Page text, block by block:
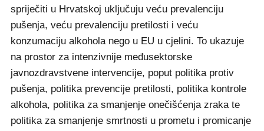
spriječiti u Hrvatskoj uključuju veću prevalenciju
pušenja, veću prevalenciju pretilosti i veću
konzumaciju alkohola nego u EU u cjelini. To ukazuje
na prostor za intenzivnije međusektorske
javnozdravstvene intervencije, poput politika protiv
pušenja, politika prevencije pretilosti, politika kontrole
alkohola, politika za smanjenje onečišćenja zraka te
politika za smanjenje smrtnosti u prometu i promicanje